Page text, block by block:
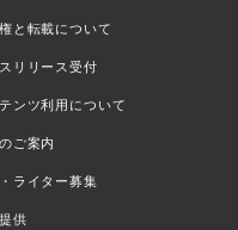
と転載について
リリース受付
ンツ利用について
ご案内
ライター募集
供